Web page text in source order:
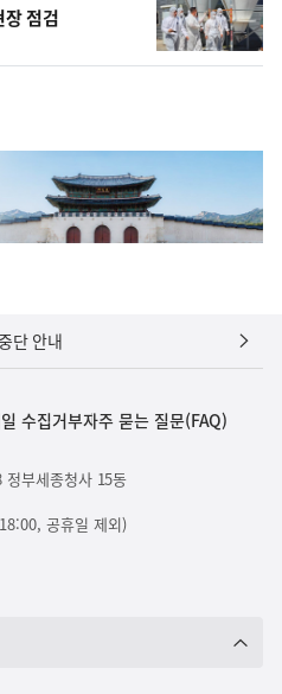
장 점검
단 안내
수집거부자주 묻는 질문(FAQ)
부세종청사 15동
공휴일 제외)